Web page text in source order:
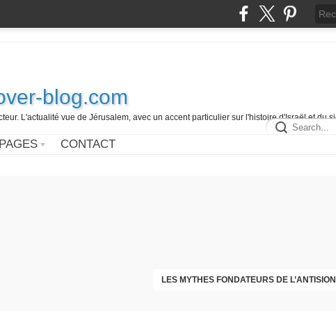
blog.com
L'actualité vue de Jérusalem, avec un accent particulier sur l'histoire d'Israël et du
PAGES CONTACT